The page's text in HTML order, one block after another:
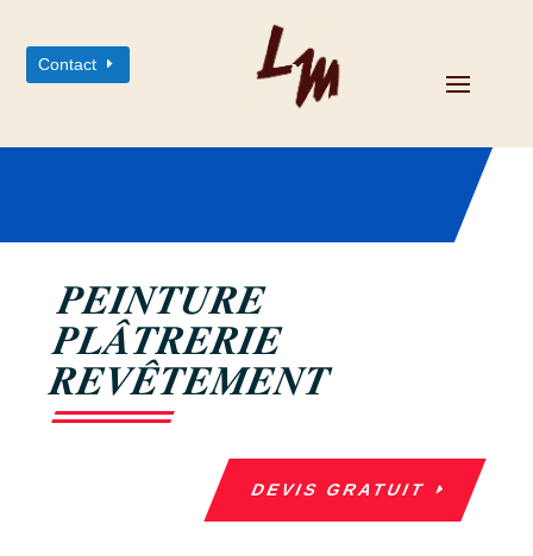
Contact
PEINTURE
PLÂTRERIE
REVÊTEMENT
DEVIS GRATUIT